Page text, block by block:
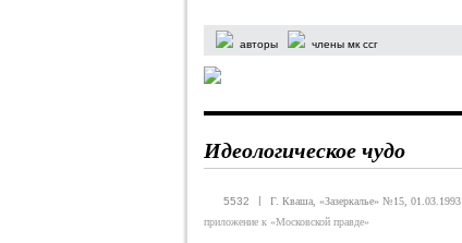
авторы члены мк ссг
Идеологическое чудо
5532 |
Г. Кваша, «Зазеркалье» №15, 01.03.1993
приложение к «Московской правде»